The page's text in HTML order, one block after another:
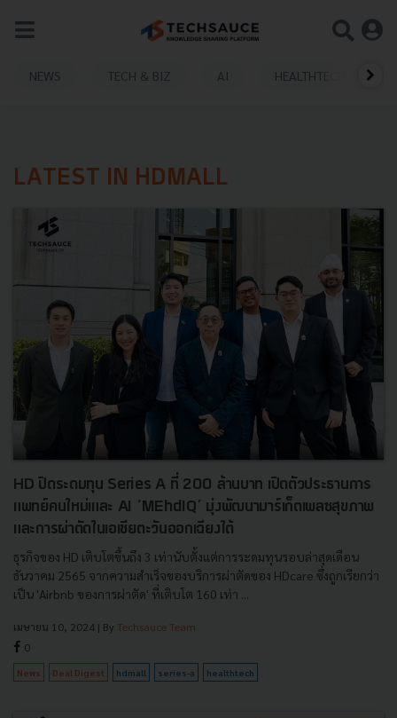
NEWS TECH & BIZ AI HEALTHTECH
LATEST IN HDMALL
HD ปิดระดมทุน Series A ที่ 200 ล้านบาท เปิดตัวประธานการ
แพทย์คนใหม่เและ AI ‘MEhdIQ’ มุ่งพัฒนามาร์เก็ตเพลซสุขภาพ
และการผ่าตัดในเอเชียตะวันออกเฉียงใต้
ธุรกิจของ HD เติบโตขึ้นถึง 3 เท่านับตั้งแต่การระดมทุนรอบล่าสุดเดือน
ธันวาคม 2565 จากความสำเร็จของบริการผ่าตัดของ HDcare ซึ่งถูกเรียกว่า
เป็น 'Airbnb ของการผ่าตัด' ที่เติบโต 160 เท่า ...
เมษายน 10, 2024 | By Techsauce Team
0
News Deal Digest hdmall series-a healthtech